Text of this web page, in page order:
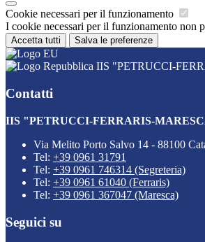
Cookie necessari per il funzionamento
I cookie necessari per il funzionamento non
Accetta tutti Salva le preferenze
IIS "PETRUCCI-
Contatti
IIS "PETRUCCI-FERRARIS-
Via Melito Porto Salvo 14 - 88100
Tel: +39 0961 31791
Tel: +39 0961 746314 (Segreteria)
Tel: +39 0961 61040 (Ferraris)
Tel: +39 0961 367047 (Maresca)
Seguici su